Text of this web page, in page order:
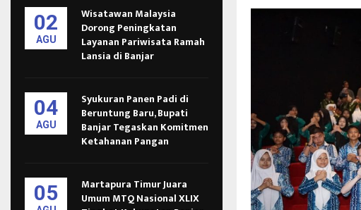
02
AGU
Wisatawan Malaysia
Dorong Peningkatan
Layanan Pariwisata Ramah
Lansia di Banjar
04
AGU
Syukuran Panen Padi di
Beruntung Baru, Bupati
Banjar Tegaskan Komitmen
Ketahanan Pangan
05
Martapura Timur Juara
Umum MTQ Nasional XLIX